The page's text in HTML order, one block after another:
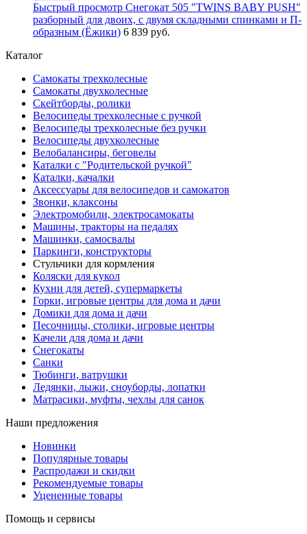
Быстрый просмотр Снегокат 505 "TWINS BABY PUSH"
разборный для двоих, с двумя складными спинками и П-
образным (Ёжики) 6 839 руб.
Каталог
Самокаты трехколесные
Самокаты двухколесные
Скейтборды, ролики
Велосипеды трехколесные с ручкой
Велосипеды трехколесные без ручки
Велосипеды двухколесные
Велобалансиры, беговелы
Каталки с "Родительской ручкой"
Каталки, качалки
Аксессуары для велосипедов и самокатов
Звонки, клаксоны
Электромобили, электросамокаты
Машины, тракторы на педалях
Машинки, самосвалы
Паркинги, конструкторы
Стульчики для кормления
Коляски для кукол
Кухни для детей, супермаркеты
Горки, игровые центры для дома и дачи
Домики для дома и дачи
Песочницы, столики, игровые центры
Качели для дома и дачи
Снегокаты
Санки
Тюбинги, ватрушки
Ледянки, лыжи, сноуборды, лопатки
Матрасики, муфты, чехлы для санок
Наши предложения
Новинки
Популярные товары
Распродажи и скидки
Рекомендуемые товары
Уцененные товары
Помощь и сервисы